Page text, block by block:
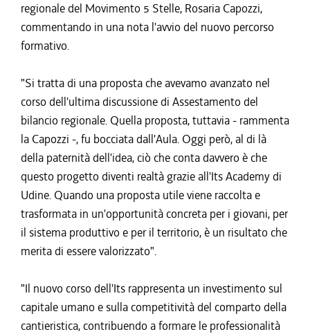
regionale del Movimento 5 Stelle, Rosaria Capozzi,
commentando in una nota l'avvio del nuovo percorso
formativo.
"Si tratta di una proposta che avevamo avanzato nel
corso dell'ultima discussione di Assestamento del
bilancio regionale. Quella proposta, tuttavia - rammenta
la Capozzi -, fu bocciata dall'Aula. Oggi però, al di là
della paternità dell'idea, ciò che conta davvero è che
questo progetto diventi realtà grazie all'Its Academy di
Udine. Quando una proposta utile viene raccolta e
trasformata in un'opportunità concreta per i giovani, per
il sistema produttivo e per il territorio, è un risultato che
merita di essere valorizzato".
"Il nuovo corso dell'Its rappresenta un investimento sul
capitale umano e sulla competitività del comparto della
cantieristica, contribuendo a formare le professionalità